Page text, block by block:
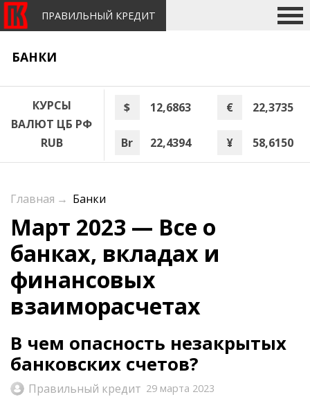
ПРАВИЛЬНЫЙ КРЕДИТ
БАНКИ
КУРСЫ
ВАЛЮТ ЦБ РФ
RUB
$ 12,6863 € 22,3735
Br 22,4394 ¥ 58,6150
Главная → Банки
Март 2023 — Все о
банках, вкладах и
финансовых
взаиморасчетах
В чем опасность незакрытых
банковских счетов?
Правильный кредит 29 марта 2023